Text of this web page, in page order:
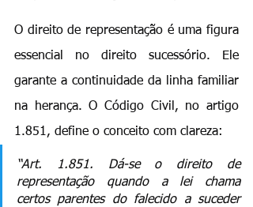
O direito de representação é uma figura
essencial no direito sucessório. Ele
garante a continuidade da linha familiar
na herança. O Código Civil, no artigo
1.851, define o conceito com clareza:
“Art. 1.851. Dá-se o direito de
representação quando a lei chama
certos parentes do falecido a suceder